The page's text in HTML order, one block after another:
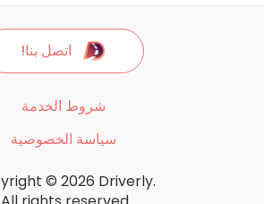
اتصل بنا!
شروط الخدمة
سياسة الخصوصية
© 2026 Driverly.